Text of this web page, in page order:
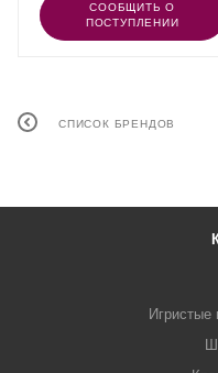
СООБЩИТЬ О
ПОСТУПЛЕНИИ
СПИСОК БРЕНДОВ
Игристые